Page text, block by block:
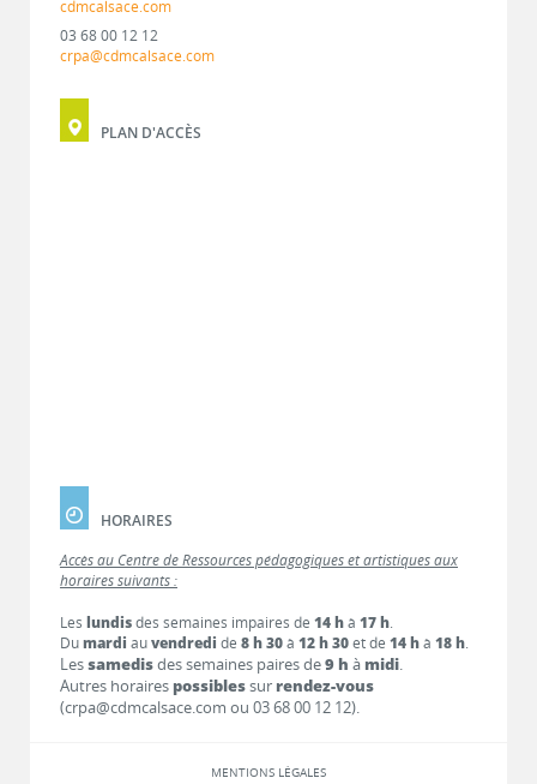
cdmcalsace.com
03 68 00 12 12
crpa@cdmcalsace.com
PLAN D'ACCÈS
HORAIRES
Accès au Centre de Ressources pédagogiques et artistiques aux
horaires suivants :
Les lundisdes semaines impaires de 14 hà 17 h.
Dumardi auvendredi de 8 h 30à 12 h 30et de 14 hà 18 h.
Lessamedisdes semaines paires de9 h à midi.
Autres horaires possiblessur rendez-vous
(crpa@cdmcalsace.com ou 03 68 00 12 12).
MENTIONS LÉGALES